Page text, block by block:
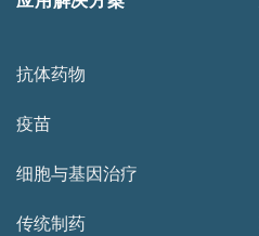
抗体药物
疫苗
细胞与基因治疗
传统制药